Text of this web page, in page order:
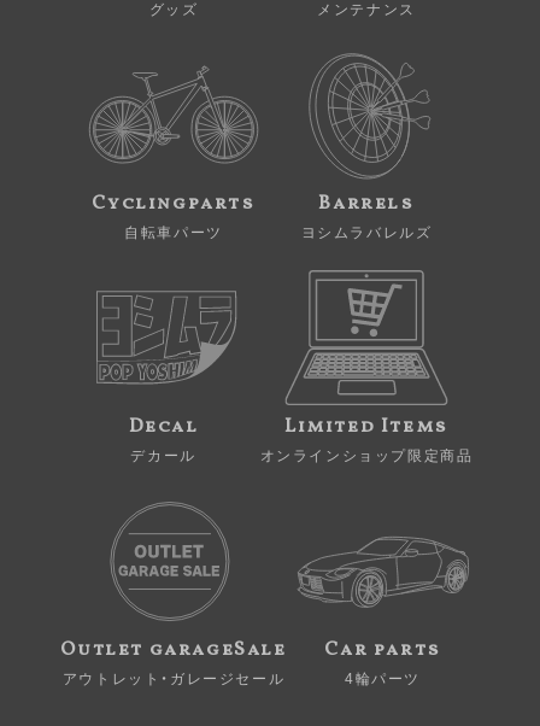
グッズ メンテナンス
Cyclingparts
自転車パーツ
Barrels
ヨシムラバレルズ
Decal
デカール
Limited Items
オンラインショップ限定商品
Outlet garageSale
アウトレット・ガレージセール
Car parts
4輪パーツ